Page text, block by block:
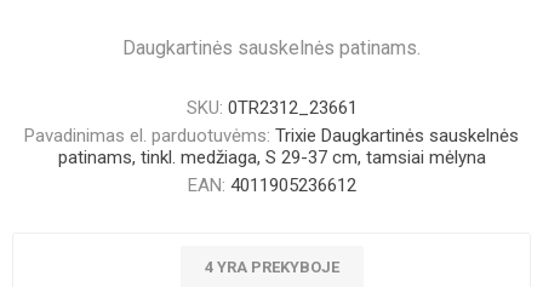
Daugkartinės sauskelnės patinams.
SKU: 0TR2312_23661
Pavadinimas el. parduotuvėms: Trixie Daugkartinės sauskelnės
patinams, tinkl. medžiaga, S 29-37 cm, tamsiai mėlyna
EAN: 4011905236612
4 YRA PREKYBOJE